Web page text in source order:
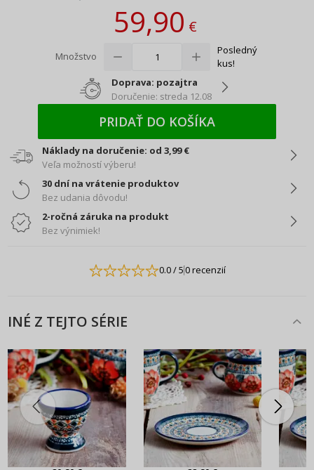
59,90€
Množstvo
Posledný
kus!
Doprava: pozajtra
Doručenie: streda 12.08
PRIDAŤ DO KOŠÍKA
Náklady na doručenie: od 3,99 €
Veľa možností výberu!
30 dní na vrátenie produktov
Bez udania dôvodu!
2-ročná záruka na produkt
Bez výnimiek!
0.0/ 50 recenzií
INÉ Z TEJTO SÉRIE